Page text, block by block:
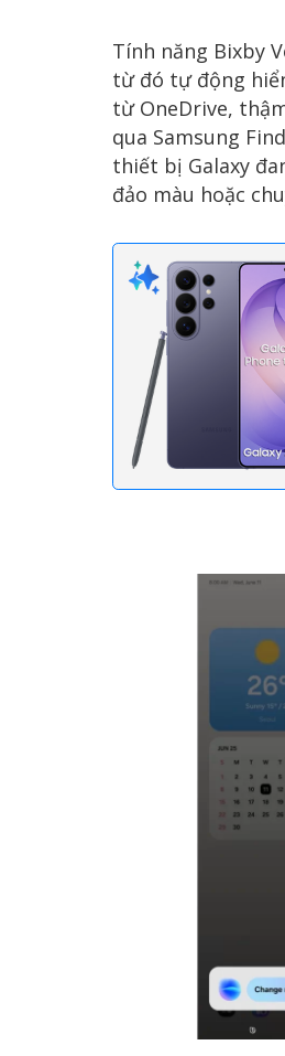
Tính năng Bixby
từ đó tự động
từ OneDrive,
qua Samsung
thiết bị Galaxy
đảo màu hoặc